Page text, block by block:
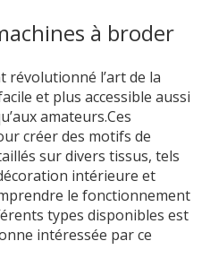
à broder
révolutionné l’art de la
et plus accessible aussi
amateurs.Ces
créer des motifs de
sur divers tissus, tels
intérieure et
le fonctionnement
types disponibles est
intéressée par ce